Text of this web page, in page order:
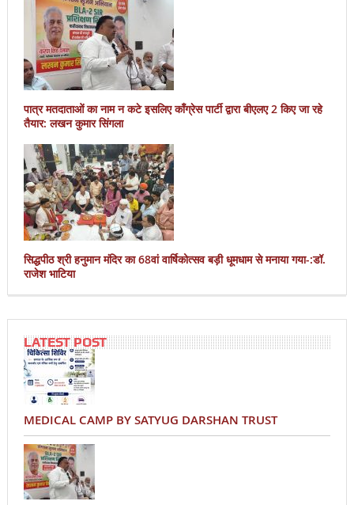
पात्र मतदाताओं का नाम न कटे इसलिए काँग्रेस पार्टी द्वारा बीएलए 2 किए जा रहे
तैयार: लखन कुमार सिंगला
सिद्धपीठ श्री हनुमान मंदिर का 68वां वार्षिकोत्सव बड़ी धूमधाम से मनाया गया-:डॉ.
राजेश भाटिया
LATEST POST
MEDICAL CAMP BY SATYUG DARSHAN TRUST